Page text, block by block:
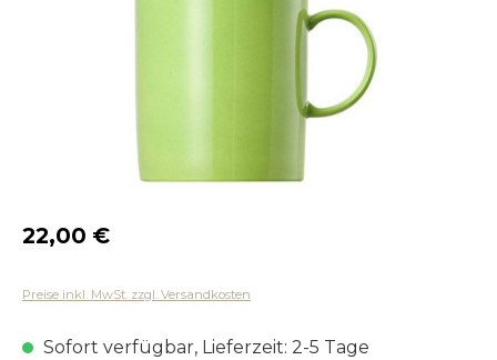
Regulärer Preis:
22,00 €
Preise inkl. MwSt. zzgl. Versandkosten
Sofort verfügbar, Lieferzeit: 2-5 Tage